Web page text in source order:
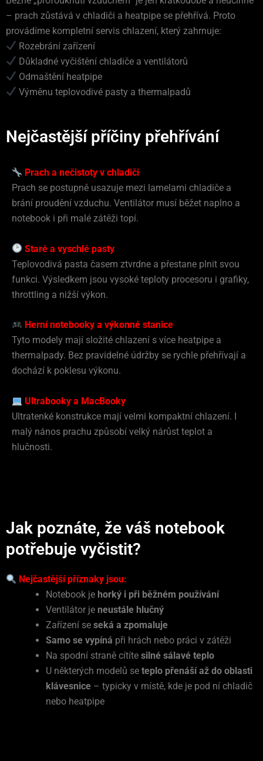
– prach zůstává v chladiči a heatpipe se přehřívá. Proto
provádíme kompletní servis chlazení, který zahrnuje:
Rozebrání zařízení
Důkladné vyčištění chladiče a ventilátorů
Odmaštění heatpipe
Výměnu teplovodivé pasty a thermalpadů
Nejčastější příčiny přehřívání
Prach a nečistoty v chladiči
Prach se postupně usazuje mezi lamelami chladiče a
brání proudění vzduchu. Ventilátor musí běžet naplno a
notebook i při malé zátěži topí.
Staré a vyschlé pasty
Teplovodivá pasta časem ztvrdne a přestane plnit svou
funkci. Výsledkem jsou vysoké teploty procesoru i grafiky,
throttling a nižší výkon.
Herní notebooky a výkonné stanice
Tyto modely mají složité chlazení s více heatpipe a
thermalpady. Bez pravidelné údržby se rychle přehřívají a
dochází k poklesu výkonu.
Ultrabooky a MacBooky
Ultratenké konstrukce mají velmi kompaktní chlazení. I
malý nános prachu způsobí velký nárůst teplot a
hlučnosti.
Jak poznáte, že váš notebook
potřebuje vyčistit?
Nejčastější příznaky jsou:
Notebook je horký i při běžném používání
Ventilátor je neustále hlučný
Zařízení se seká a zpomaluje
Samo se vypíná při hrách nebo práci v zátěži
Na spodní straně cítíte silné sálavé teplo
U některých modelů se teplo přenáší až do oblasti
klávesnice – typicky v místě, kde je pod ní chladič
nebo heatpipe